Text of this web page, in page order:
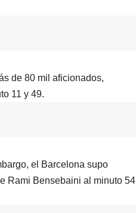
de 80 mil aficionados,
11 y 49.
el Barcelona supo
Rami Bensebaini al minuto 54